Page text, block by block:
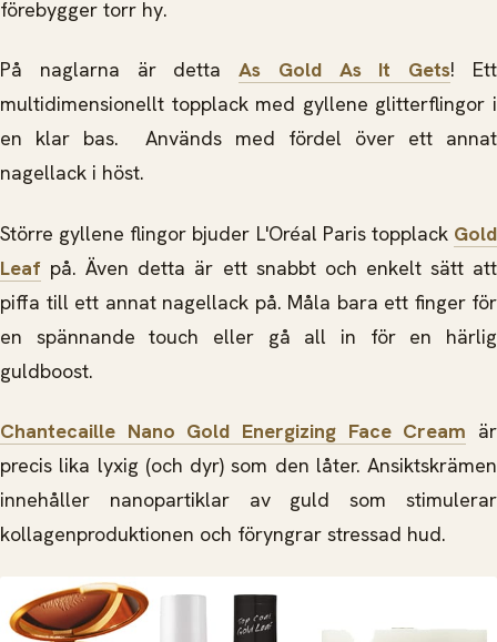
förebygger torr hy.
På naglarna är dettaAs Gold As It Gets! Ett
multidimensionellt topplack med gyllene glitterflingor i
en klar bas. Används med fördel över ett annat
nagellack i höst.
Större gyllene flingor bjuder L'Oréal Paris topplack Gold
Leaf på. Även detta är ett snabbt och enkelt sätt att
piffa till ett annat nagellack på. Måla bara ett finger för
en spännande touch eller gå all in för en härlig
guldboost.
Chantecaille Nano Gold Energizing Face Cream är
precis lika lyxig (och dyr) som den låter. Ansiktskrämen
innehåller nanopartiklar av guld som stimulerar
kollagenproduktionen och föryngrar stressad hud.